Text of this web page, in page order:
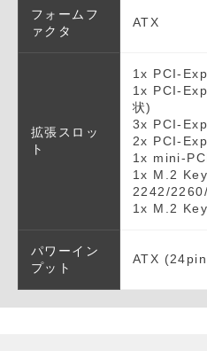
フォームフ
ァクタ
ATX
拡張スロッ
ト
1x PCI-
1x PCI-
状)
3x PCI-
2x PCI-
1x mini-
1x M.2
2242/
1x M.2
パワーイン
プット
ATX